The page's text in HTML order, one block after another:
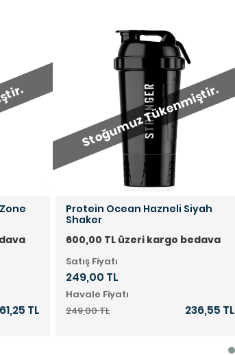
TL
Stoğumuz Tükenmiştir.
Protein Ocean Hazneli Siyah
Shaker
600,00 TL üzeri kargo bedava
Satış Fiyatı
249,00 TL
Havale Fiyatı
249,00 TL
236,55 TL